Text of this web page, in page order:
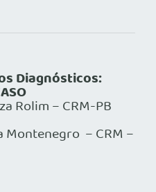
Diagnósticos:
Rolim – CRM-PB
Montenegro – CRM –